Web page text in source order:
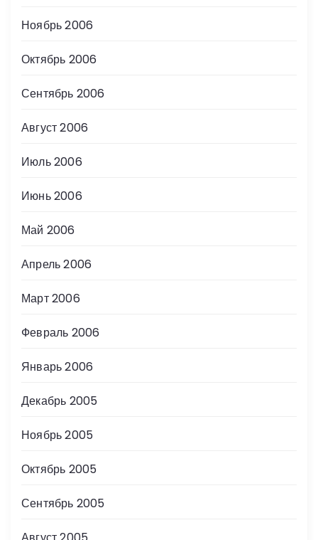
Ноябрь 2006
Октябрь 2006
Сентябрь 2006
Август 2006
Июль 2006
Июнь 2006
Май 2006
Апрель 2006
Март 2006
Февраль 2006
Январь 2006
Декабрь 2005
Ноябрь 2005
Октябрь 2005
Сентябрь 2005